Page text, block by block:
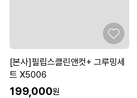
[본사]필립스클린앤컷+ 그루밍세
트 X5006
199,000원